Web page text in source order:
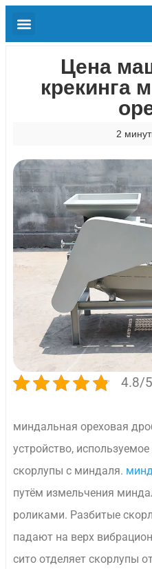
Цена
крекинга
2
4.8/
миндальная ореховая
устройство,
скорлупы с миндаля.
путём измельчения
роликами. Разбитые
падают на верх
сито отделяет скорлупы